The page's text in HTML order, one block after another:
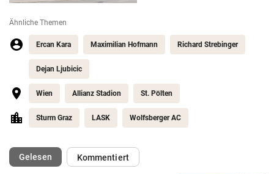
Ähnliche Themen
Ercan Kara Maximilian Hofmann Richard Strebinger
Dejan Ljubicic
Wien Allianz Stadion St. Pölten
Sturm Graz LASK Wolfsberger AC
Gelesen(ausgewählt)Kommentiert